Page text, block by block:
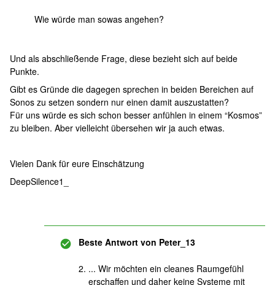
Wie würde man sowas angehen?
Und als abschließende Frage, diese bezieht sich auf beide
Punkte.
Gibt es Gründe die dagegen sprechen in beiden Bereichen auf
Sonos zu setzen sondern nur einen damit auszustatten?
Für uns würde es sich schon besser anfühlen in einem “Kosmos”
zu bleiben. Aber vielleicht übersehen wir ja auch etwas.
Vielen Dank für eure Einschätzung
DeepSilence1_
Beste Antwort von Peter_13
... Wir möchten ein cleanes Raumgefühl
erschaffen und daher keine Systeme mit